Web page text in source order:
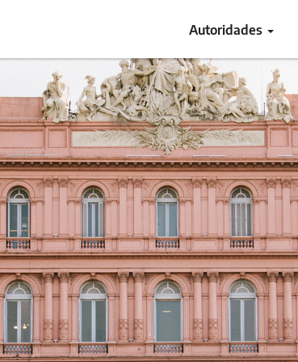
Autoridades